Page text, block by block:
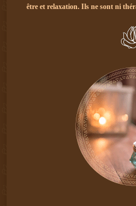
être et relaxation. Ils ne sont ni